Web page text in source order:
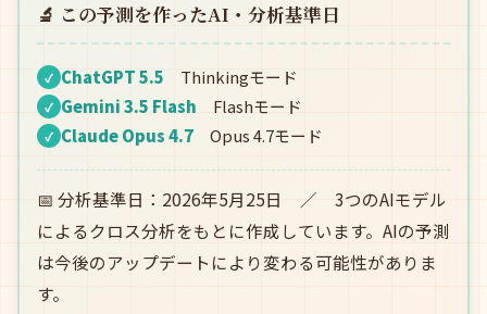
🔬 この予測を作ったAI・分析基準日
✓ ChatGPT 5.5 Thinkingモード
✓ Gemini 3.5 Flash Flashモード
✓ Claude Opus 4.7 Opus 4.7モード
📅 分析基準日：2026年5月25日 ／ 3つのAIモデル
によるクロス分析をもとに作成しています。AIの予測
は今後のアップデートにより変わる可能性がありま
す。